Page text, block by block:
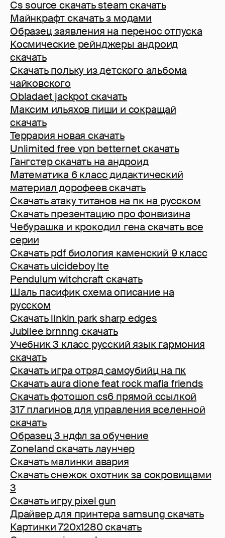
Cs source скачать steam скачать
Майнкрафт скачать з модами
Образец заявления на перенос отпуска
Космические рейнджеры андроид
скачать
Скачать польку из детского альбома
чайковского
Obladaet jackpot скачать
Максим ильяхов пиши и сокращай
скачать
Террария новая скачать
Unlimited free vpn betternet скачать
Гангстер скачать на андроид
Математика 6 класс дидактический
материал дорофеев скачать
Скачать атаку титанов на пк на русском
Скачать презентацию про фонвизина
Чебурашка и крокодил гена скачать все
серии
Скачать pdf биология каменский 9 класс
Скачать uicideboy lte
Pendulum witchcraft скачать
Шаль пасифик схема описание на
русском
Скачать linkin park sharp edges
Jubilee brnnng скачать
Учебник 3 класс русский язык гармония
скачать
Скачать игра отряд самоубийц на пк
Скачать aura dione feat rock mafia friends
Скачать фотошоп cs6 прямой ссылкой
317 плагинов для управления вселенной
скачать
Образец 3 ндфл за обучение
Zoneland скачать лаунчер
Скачать малинки авария
Скачать снежок охотник за сокровищами
3
Скачать игру pixel gun
Драйвер для принтера samsung скачать
Картинки 720х1280 скачать